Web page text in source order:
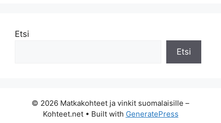
Etsi
Etsi
© 2026 Matkakohteet ja vinkit suomalaisille –
Kohteet.net• Built with GeneratePress